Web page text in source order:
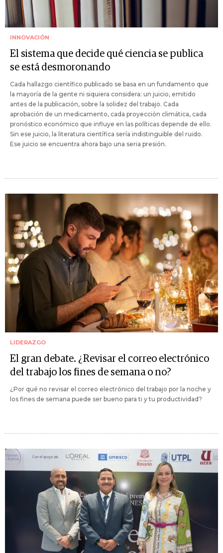
INNOVACIÓN
El sistema que decide qué ciencia se publica
se está desmoronando
Cada hallazgo científico publicado se basa en un fundamento que
la mayoría de la gente ni siquiera considera: un juicio, emitido
antes de la publicación, sobre la solidez del trabajo. Cada
aprobación de un medicamento, cada proyección climática, cada
pronóstico económico que influye en las políticas depende de ello.
Sin ese juicio, la literatura científica sería indistinguible del ruido.
Ese juicio se encuentra ahora bajo una seria presión.
LIDERAZGO
El gran debate. ¿Revisar el correo electrónico
del trabajo los fines de semana o no?
¿Por qué no revisar el correo electrónico del trabajo por la noche y
los fines de semana puede ser bueno para ti y tu productividad?